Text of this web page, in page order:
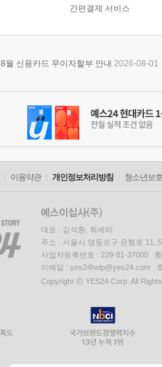
간편결제 서비스
8월 신용카드 무이자할부 안내 2026-08-01
이용약관 개인정보처리방침 청소년보
대표 : 김석환, 최세라
주소 : 서울시 영등포구 은행로 11,
사업자등록번호 : 229-81-37000
이메일 : yes24help@yes24.com
Copyright ⓒ YES24 Corp. All